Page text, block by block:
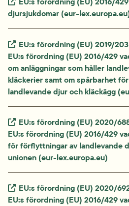
djursjukdomar (eur-
Extern länk.
EU:s förordning (EU) 2019/
EU:s förordning (EU) 2016/429
om anläggningar som håller
kläckerier samt om spårbarhet
landlevande djur och kläckägg
Extern länk.
EU:s förordning (EU) 2020/
EU:s förordning (EU) 2016/429
för förflyttningar av landlevande
unionen (eur-lex.europa.eu)
Extern länk.
EU:s förordning (EU) 2020/
EU:s förordning (EU) 2016/429